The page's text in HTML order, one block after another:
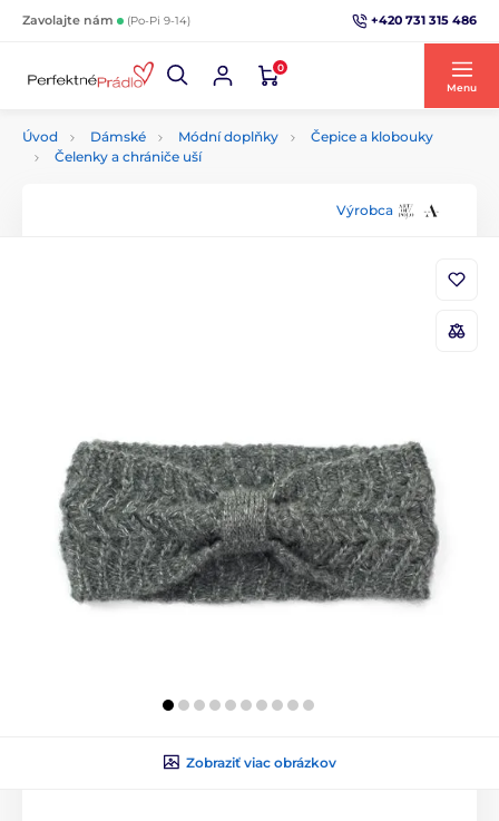
Zavolajte nám (Po-Pi 9-14) +420 731 315 486
0
Menu
Úvod Dámské Módní doplňky
Čepice a klobouky
Čelenky a chrániče uší
Výrobca
Zobraziť viac obrázkov